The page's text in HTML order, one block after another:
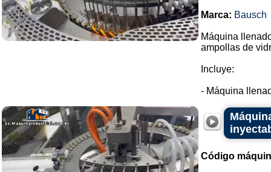
Marca: Bausch
Máquina
ampollas de
Incluye:
- Máquina
Código